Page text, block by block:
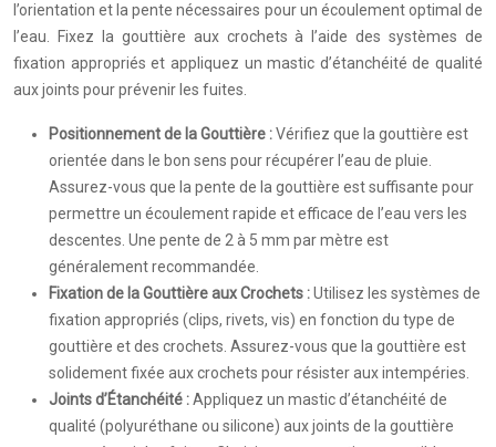
l’orientation et la pente nécessaires pour un écoulement optimal de
l’eau. Fixez la gouttière aux crochets à l’aide des systèmes de
fixation appropriés et appliquez un mastic d’étanchéité de qualité
aux joints pour prévenir les fuites.
Positionnement de la Gouttière :Vérifiez que la gouttière est
orientée dans le bon sens pour récupérer l’eau de pluie.
Assurez-vous que la pente de la gouttière est suffisante pour
permettre un écoulement rapide et efficace de l’eau vers les
descentes. Une pente de 2 à 5 mm par mètre est
généralement recommandée.
Fixation de la Gouttière aux Crochets :Utilisez les systèmes de
fixation appropriés (clips, rivets, vis) en fonction du type de
gouttière et des crochets. Assurez-vous que la gouttière est
solidement fixée aux crochets pour résister aux intempéries.
Joints d’Étanchéité :Appliquez un mastic d’étanchéité de
qualité (polyuréthane ou silicone) aux joints de la gouttière